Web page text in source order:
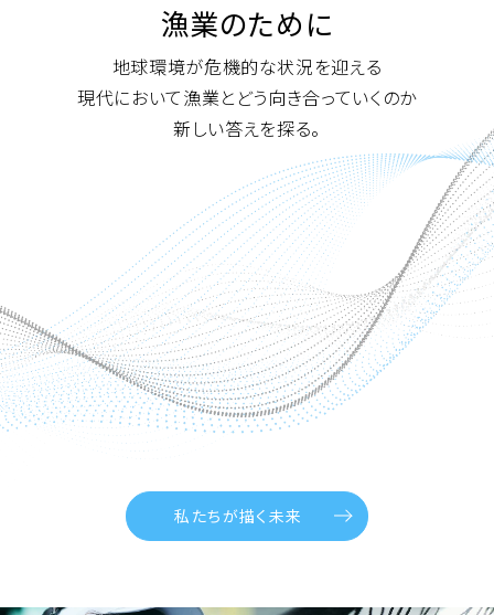
漁業のために
地球環境が危機的な状況を迎える
現代において 漁業と どう向き合っていくのか
新しい答えを探る。
私たちが描く未来